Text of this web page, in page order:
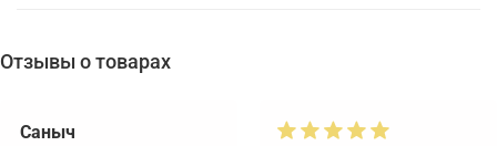
Отзывы о товарах
Саныч